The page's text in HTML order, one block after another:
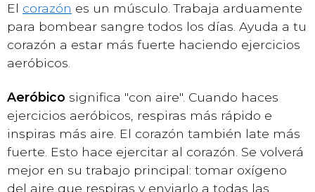
El corazón es un músculo. Trabaja arduamente
para bombear sangre todos los días. Ayuda a tu
corazón a estar más fuerte haciendo ejercicios
aeróbicos.
Aeróbico significa "con aire". Cuando haces
ejercicios aeróbicos, respiras más rápido e
inspiras más aire. El corazón también late más
fuerte. Esto hace ejercitar al corazón. Se volverá
mejor en su trabajo principal: tomar oxígeno
del aire que respiras y enviarlo a todas las